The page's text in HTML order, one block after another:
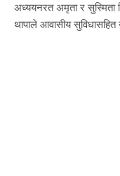
अध्ययनरत अमृता र सुस्मिता
थापाले आवासीय